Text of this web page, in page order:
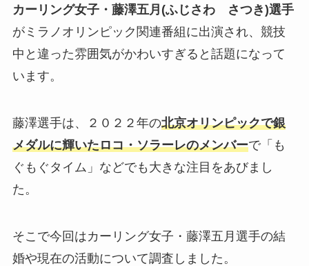
カーリング女子・藤澤五月(ふじさわ さつき)選手
がミラノオリンピック関連番組に出演され、競技
中と違った雰囲気がかわいすぎると話題になって
います。
藤澤選手は、２０２２年の北京オリンピックで銀
メダルに輝いたロコ・ソラーレのメンバーで「も
ぐもぐタイム」などでも大きな注目をあびまし
た。
そこで今回はカーリング女子・藤澤五月選手の結
婚や現在の活動について調査しました。